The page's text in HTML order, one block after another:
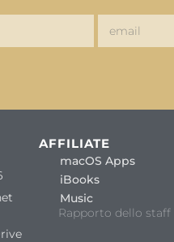
AFFILIATE
macOS Apps
iBooks
Music
Rapporto dello staff